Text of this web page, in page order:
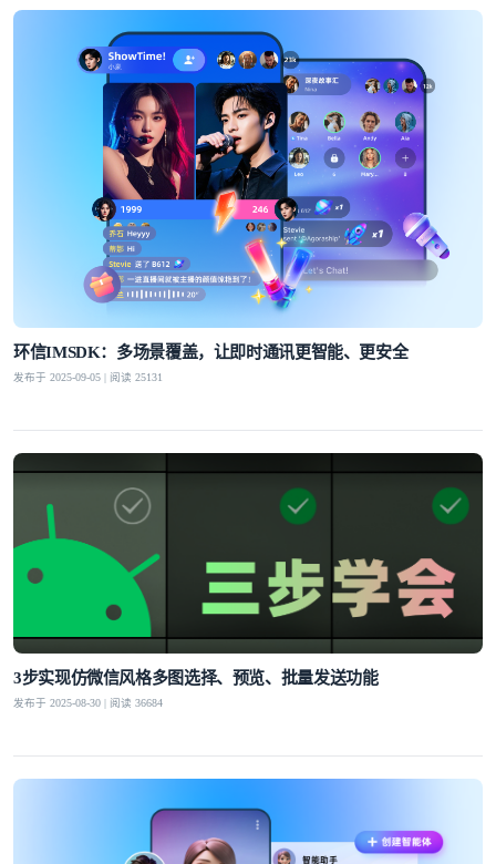
发展注入了新的动力
环信IMSDK：多场景覆盖，让即时通讯更智能、更安全
发布于 2025-09-05 | 阅读 25131
3步实现仿微信风格多图选择、预览、批量发送功能
发布于 2025-08-30 | 阅读 36684